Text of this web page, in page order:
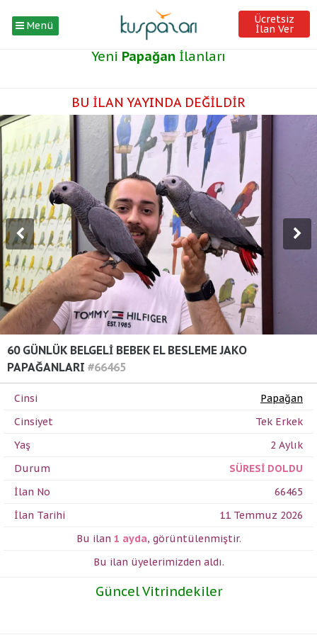
Menü Ücretsiz
İlan Ver
Yeni Papağan İlanları
BU İLAN YAYINDA DEĞİLDİR
60 GÜNLÜK BELGELİ BEBEK EL BESLEME JAKO
PAPAĞANLARI #66465
Cinsi
Papağan
Cinsiyet
Tek Erkek
Yaş
2 Aylık
Durum
SÜRESİ DOLDU
İlan No
66465
İlan Tarihi
11 Temmuz 2026
Bu ilan 1 ayda, görüntülenmiştir.
Bu ilan üyelerimizden aldı.
Güncel Vitrindekiler